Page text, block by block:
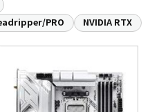
PRO
NVIDIA RTX